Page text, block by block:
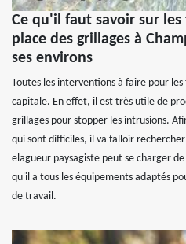
Ce qu'il faut savoir sur les
place des grillages à
ses environs
Toutes les interventions à faire pour
capitale. En effet, il est très utile de
grillages pour stopper les intrusions.
qui sont difficiles, il va falloir
elagueur paysagiste peut se charger
qu'il a tous les équipements adaptés
de travail.